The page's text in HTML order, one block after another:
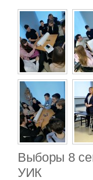
Выборы 8
УИК